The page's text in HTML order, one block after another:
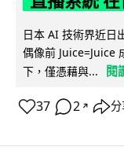
日本 AI 技術界近日
偶像前 Juice=Juice
下，僅憑藉與...
閱
37 2 ↗